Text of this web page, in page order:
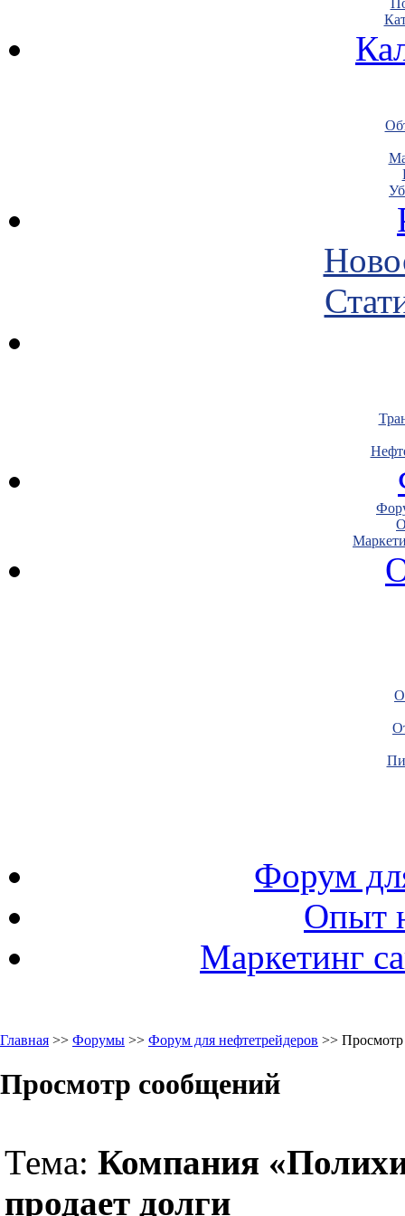
Форум
Опыт
Маркетинг
Главная >> Форумы >> Форум для нефтетрейдеров >>
Просмотр сообщений
Тема: Компания
продает долги